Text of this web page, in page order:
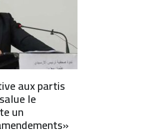
aux partis
le
un